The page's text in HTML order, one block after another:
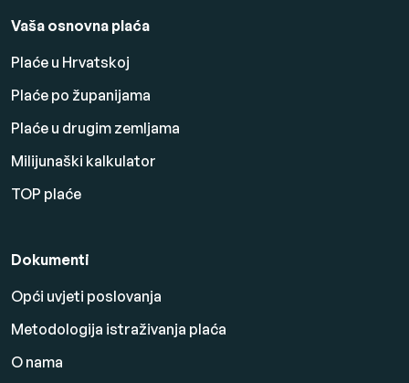
Vaša osnovna plaća
Plaće u Hrvatskoj
Plaće po županijama
Plaće u drugim zemljama
Milijunaški kalkulator
TOP plaće
Dokumenti
Opći uvjeti poslovanja
Metodologija istraživanja plaća
O nama